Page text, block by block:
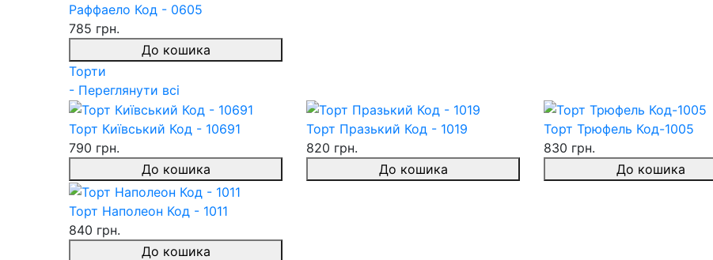
Раффаело Код - 0605
785 грн.
До кошика
Торти
- Переглянути всі
Торт Київський Код - 10691
790 грн.
До кошика
Торт Празький Код - 1019
820 грн.
До кошика
Торт Трюфель Код-1005
830 грн.
До кошика
Торт Наполеон Код - 1011
840 грн.
До кошика